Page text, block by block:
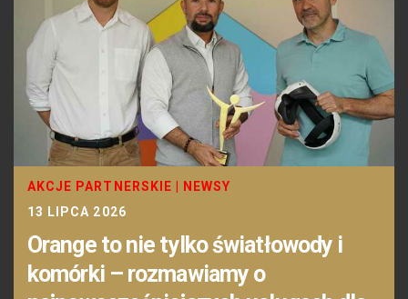
AKCJE PARTNERSKIE
NEWSY
13 LIPCA 2026
Orange to nie tylko światłowody i
komórki – rozmawiamy o